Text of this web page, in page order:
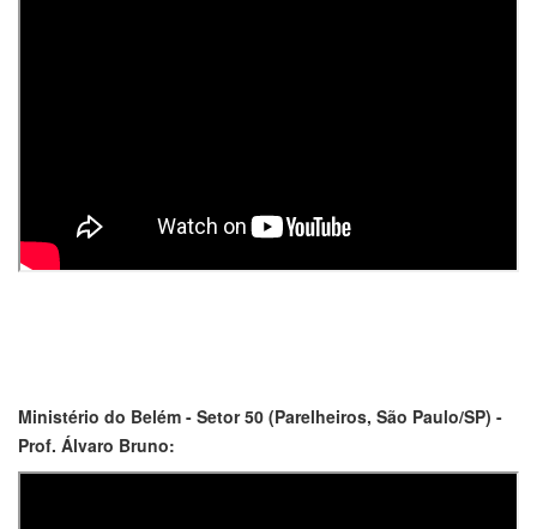
Ministério do Belém - Setor 50 (Parelheiros, São Paulo/SP) -
Prof. Álvaro Bruno: